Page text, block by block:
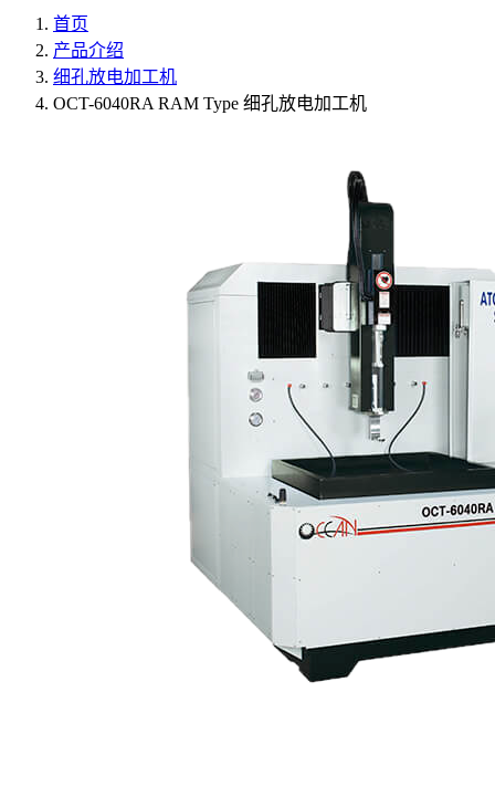
首页
产品介绍
细孔放电加工机
OCT-6040RA RAM Type 细孔放电加工机